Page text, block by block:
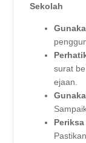
Sekolah
surat
ejaan.